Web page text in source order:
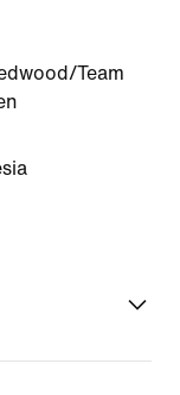
Team